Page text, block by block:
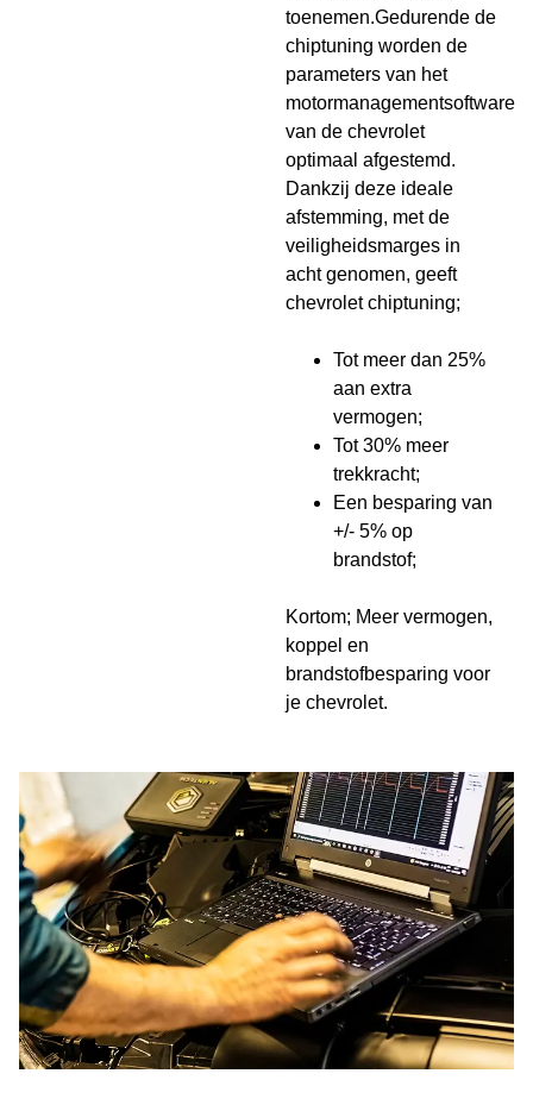
toenemen.Gedurende de
chiptuning worden de
parameters van het
motormanagementsoftware
van de chevrolet
optimaal afgestemd.
Dankzij deze ideale
afstemming, met de
veiligheidsmarges in
acht genomen, geeft
chevrolet chiptuning;
Tot meer dan 25%
aan extra
vermogen;
Tot 30% meer
trekkracht;
Een besparing van
+/- 5% op
brandstof;
Kortom; Meer vermogen,
koppel en
brandstofbesparing voor
je chevrolet.